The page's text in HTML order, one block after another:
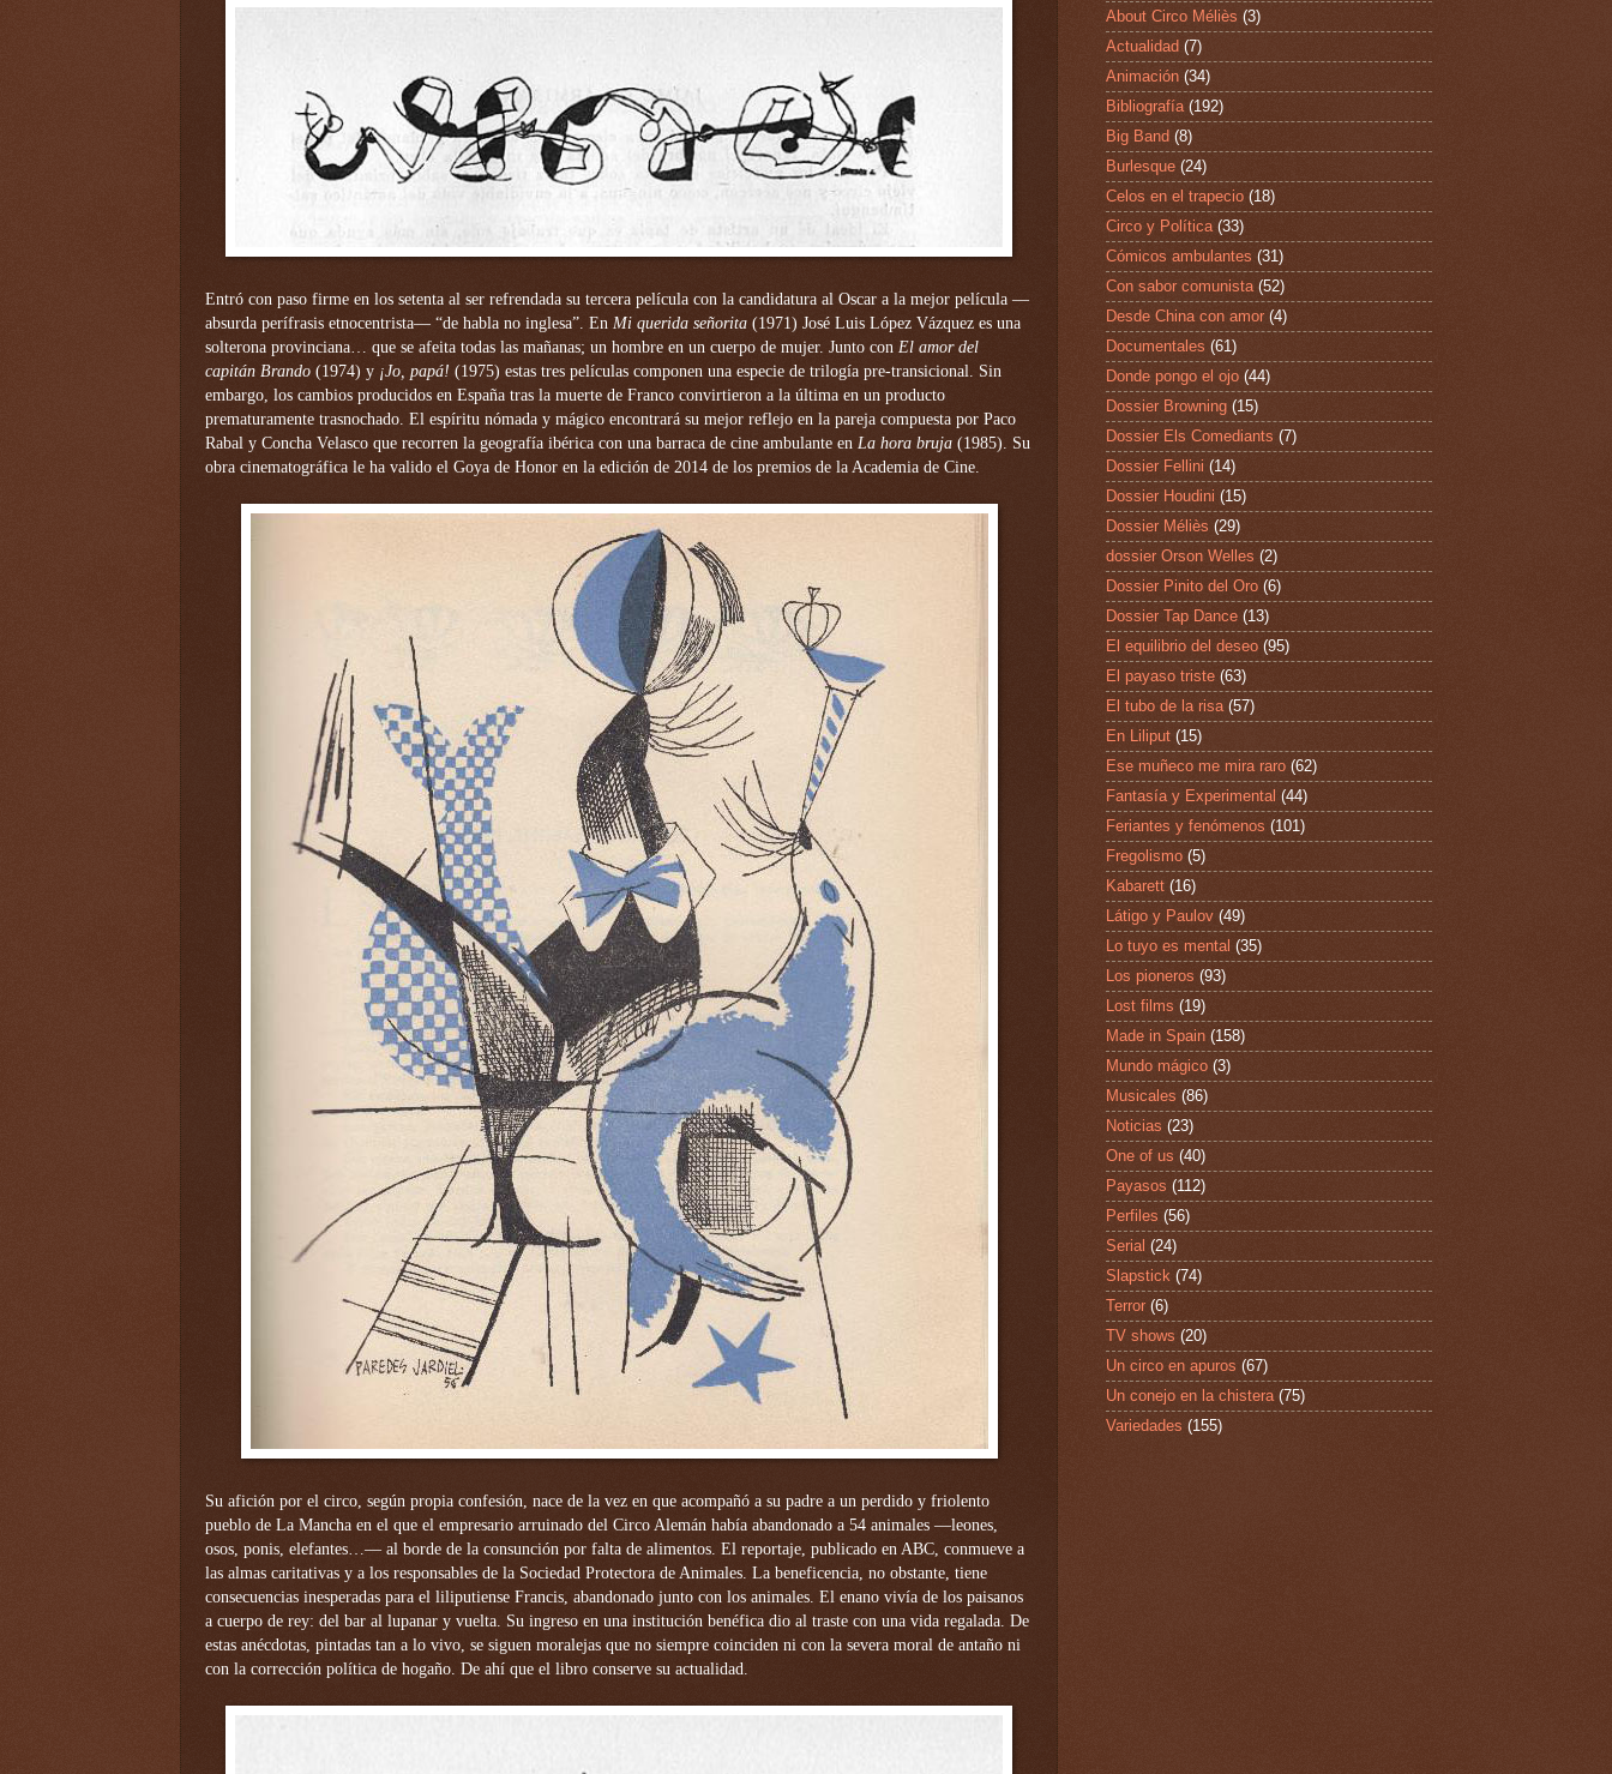
Entró con paso firme en los setenta al ser refrendada su tercera película con la candidatura al Oscar a la mejor película —
absurda perífrasis etnocentrista— “de habla no inglesa”. En Mi querida señorita (1971) José Luis López Vázquez es una
solterona provinciana… que se afeita todas las mañanas; un hombre en un cuerpo de mujer. Junto con El amor del
capitán Brando (1974) y ¡Jo, papá! (1975) estas tres películas componen una especie de trilogía pre-transicional. Sin
embargo, los cambios producidos en España tras la muerte de Franco convirtieron a la última en un producto
prematuramente trasnochado. El espíritu nómada y mágico encontrará su mejor reflejo en la pareja compuesta por Paco
Rabal y Concha Velasco que recorren la geografía ibérica con una barraca de cine ambulante en La hora bruja (1985). Su
obra cinematográfica le ha valido el Goya de Honor en la edición de 2014 de los premios de la Academia de Cine.
Su afición por el circo, según propia confesión, nace de la vez en que acompañó a su padre a un perdido y friolento
pueblo de La Mancha en el que el empresario arruinado del Circo Alemán había abandonado a 54 animales —leones,
osos, ponis, elefantes…— al borde de la consunción por falta de alimentos. El reportaje, publicado en ABC, conmueve a
las almas caritativas y a los responsables de la Sociedad Protectora de Animales. La beneficencia, no obstante, tiene
consecuencias inesperadas para el liliputiense Francis, abandonado junto con los animales. El enano vivía de los paisanos
a cuerpo de rey: del bar al lupanar y vuelta. Su ingreso en una institución benéfica dio al traste con una vida regalada. De
estas anécdotas, pintadas tan a lo vivo, se siguen moralejas que no siempre coinciden ni con la severa moral de antaño ni
con la corrección política de hogaño. De ahí que el libro conserve su actualidad.
About Circo Méliès (3)
Actualidad (7)
Animación (34)
Bibliografía (192)
Big Band (8)
Burlesque (24)
Celos en el trapecio (18)
Circo y Política (33)
Cómicos ambulantes (31)
Con sabor comunista (52)
Desde China con amor (4)
Documentales (61)
Donde pongo el ojo (44)
Dossier Browning (15)
Dossier Els Comediants (7)
Dossier Fellini (14)
Dossier Houdini (15)
Dossier Méliès (29)
dossier Orson Welles (2)
Dossier Pinito del Oro (6)
Dossier Tap Dance (13)
El equilibrio del deseo (95)
El payaso triste (63)
El tubo de la risa (57)
En Liliput (15)
Ese muñeco me mira raro (62)
Fantasía y Experimental (44)
Feriantes y fenómenos (101)
Fregolismo (5)
Kabarett (16)
Látigo y Paulov (49)
Lo tuyo es mental (35)
Los pioneros (93)
Lost films (19)
Made in Spain (158)
Mundo mágico (3)
Musicales (86)
Noticias (23)
One of us (40)
Payasos (112)
Perfiles (56)
Serial (24)
Slapstick (74)
Terror (6)
TV shows (20)
Un circo en apuros (67)
Un conejo en la chistera (75)
Variedades (155)